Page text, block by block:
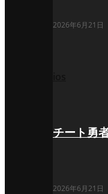
2026年6月21日
チート勇
2026年6月21日